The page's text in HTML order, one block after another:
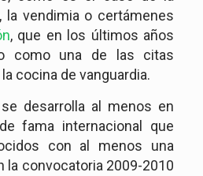
la vendimia o certámenes
, que en los últimos años
como una de las citas
cocina de vanguardia.
desarrolla al menos en
fama internacional que
con al menos una
la convocatoria 2009-2010